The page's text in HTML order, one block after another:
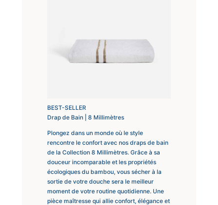
BEST-SELLER
Drap de Bain | 8 Millimètres
Plongez dans un monde où le style
rencontre le confort avec nos draps de bain
de la Collection 8 Millimètres. Grâce à sa
douceur incomparable et les propriétés
écologiques du bambou, vous sécher à la
sortie de votre douche sera le meilleur
moment de votre routine quotidienne. Une
pièce maîtresse qui allie confort, élégance et